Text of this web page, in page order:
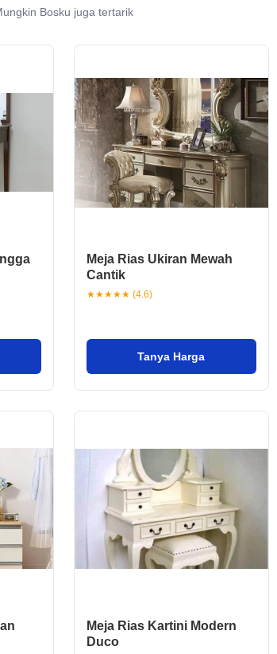
Bosku juga tertarik
Meja Rias Ukiran Mewah
Cantik
★★★★★ (4.6)
Tanya Harga
Meja Rias Kartini Modern
Duco